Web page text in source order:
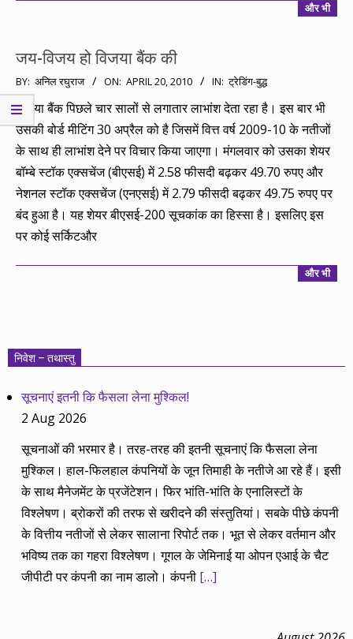
और भी
जय-विजय हो विजया बैंक की
2010-
04-
20
BY: अनिल रघुराज ON: APRIL 20, 2010 IN: ट्रेडिंग-बुद्ध
विजया बैंक पिछले चार सालों से लगातार लाभांश देता रहा है। इस बार भी
उसकी बोर्ड मीटिंग 30 अप्रैल को है जिसमें वित्त वर्ष 2009-10 के नतीजों
के साथ ही लाभांश देने पर विचार किया जाएगा। मंगलवार को उसका शेयर
बॉम्बे स्टॉक एक्सचेंज (बीएसई) में 2.58 फीसदी बढ़कर 49.70 रुपए और
नेशनल स्टॉक एक्सचेंज (एनएसई) में 2.79 फीसदी बढ़कर 49.75 रुपए पर
बंद हुआ है। यह शेयर बीएसई-200 सूचकांक का हिस्सा है। इसलिए इस
पर कोई सर्किटऔर
और भी
निवेश – तथास्तु
सूचनाएं इतनी कि फैसला लेना मुश्किल!
2 Aug 2026
सूचनाओं की भरमार है। तरह-तरह की इतनी सूचनाएं कि फैसला लेना
मुश्किल। हाल-फिलहाल कंपनियों के जून तिमाही के नतीजे आ रहे हैं। इसी
के साथ मैनेजमेंट के प्रजेंटेशन। फिर भांति-भांति के एनालिस्टों के
विश्लेषण। ब्रोकरों की तरफ से खरीदने की संस्तुतियां। सबके पीछे कंपनी
के वित्तीय नतीजों से लेकर सालाना रिपोर्ट तक। भूत से लेकर वर्तमान और
भविष्य तक का गहरा विश्लेषण। गूगल के जेमिनाई या ओपन एआई के चैट
जीपीटी पर कंपनी का नाम डालो। कंपनी […]